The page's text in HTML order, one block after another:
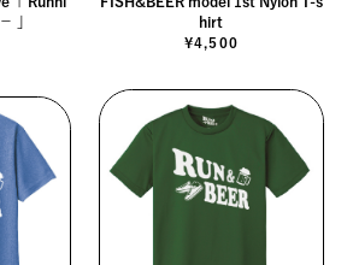
」
hirt
¥4,500